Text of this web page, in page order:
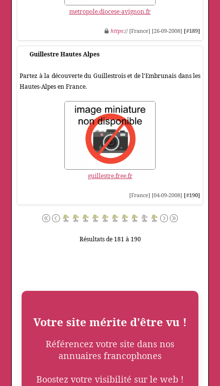
metropole.diocese-avignon.fr
https:// [France] [26-09-2008] [#189]
Guillestre Hautes Alpes
Partez à la découverte du Guillestrois et de l'Embrunais dans les
Hautes-Alpes en France.
guillestre.free.fr
[France] [04-09-2008] [#190]
Résultats de 181 à 190
Votre site mérite d'être vu !
Référencez votre site dans nos
annuaires francophones
Boostez votre visibilité sur le web !